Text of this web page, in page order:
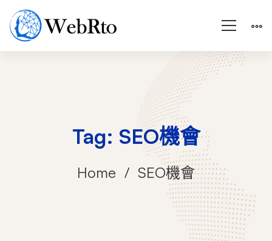
Tag: SEO機會
Home SEO機會